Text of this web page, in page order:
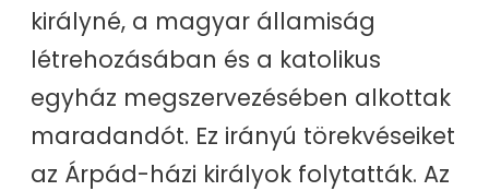
királyné, a magyar államiság
létrehozásában és a katolikus
egyház megszervezésében alkottak
maradandót. Ez irányú törekvéseiket
az Árpád-házi királyok folytatták. Az